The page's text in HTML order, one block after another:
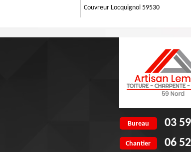
Couvreur Locquignol 59530
Bureau 03
Chantier 06